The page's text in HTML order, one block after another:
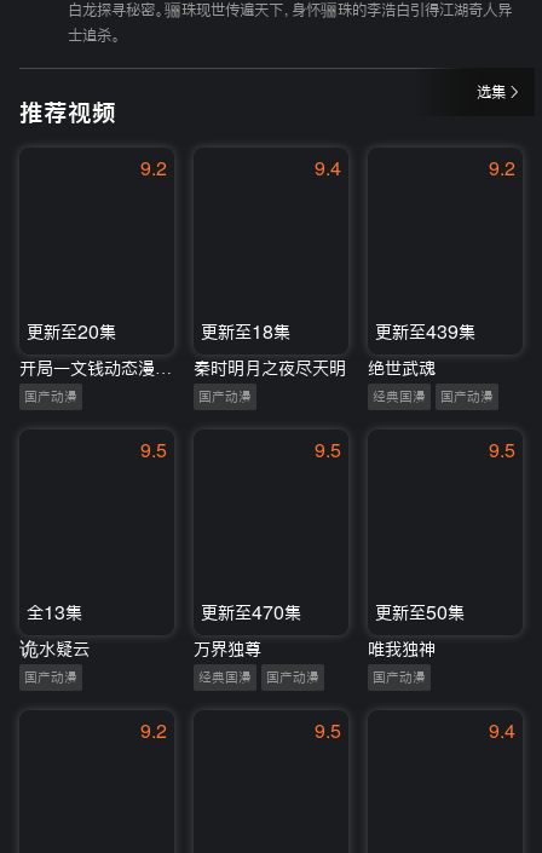
白龙探寻秘密。骊珠现世传遍天下，身怀骊珠的李浩白引得江湖奇人异
士追杀。
选集
推荐视频
9.2
更新至20集
国产动漫
9.4
更新至18集
秦时明月之夜尽天明
国产动漫
9.2
更新至439集
绝世武魂
经典国漫 国产动漫
9.5
全13集
诡水疑云
国产动漫
9.5
更新至470集
万界独尊
经典国漫 国产动漫
9.5
更新至50集
唯我独神
国产动漫
9.2 9.5 9.4